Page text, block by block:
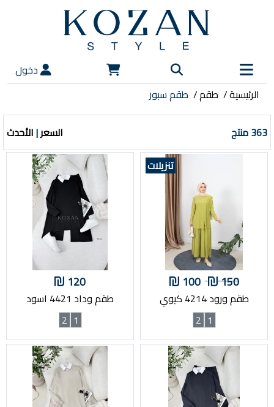
دخول
الرئيسية
طقم طقم سبور
363 منتج السعر|الأحدث
تنزيلات
150
100
طقم ورود 4214 كيوي
1
2
120
طقم وداد 4421 اسود
1
2